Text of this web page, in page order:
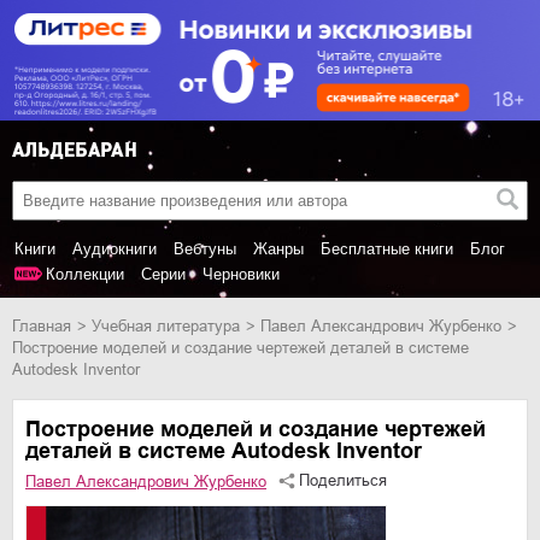
Книги Аудиокниги Вебтуны Жанры Бесплатные книги
Блог
Коллекции
Серии Черновики
Главная учебная литература
Павел Александрович Журбенко
Построение моделей и создание чертежей деталей в системе
Autodesk Inventor
Построение моделей и создание чертежей
деталей в системе Autodesk Inventor
Павел Александрович Журбенко Поделиться